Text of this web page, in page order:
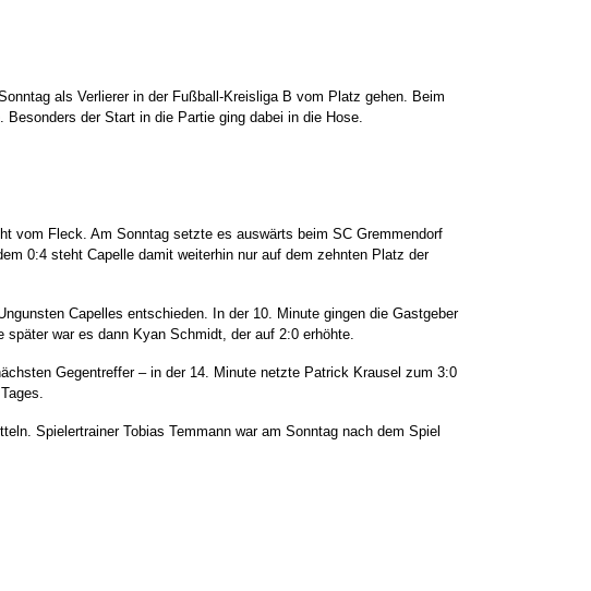
als Verlierer in der Fußball-Kreisliga B vom Platz gehen. Beim
der Start in die Partie ging dabei in die Hose.
vom Fleck. Am Sonntag setzte es auswärts beim SC Gremmendorf
0:4 steht Capelle damit weiterhin nur auf dem zehnten Platz der
Capelles entschieden. In der 10. Minute gingen die Gastgeber
war es dann Kyan Schmidt, der auf 2:0 erhöhte.
Gegentreffer – in der 14. Minute netzte Patrick Krausel zum 3:0
Spielertrainer Tobias Temmann war am Sonntag nach dem Spiel